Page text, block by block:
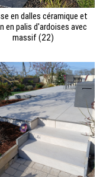
en dalles céramique et
en palis d'ardoises avec
massif (22)